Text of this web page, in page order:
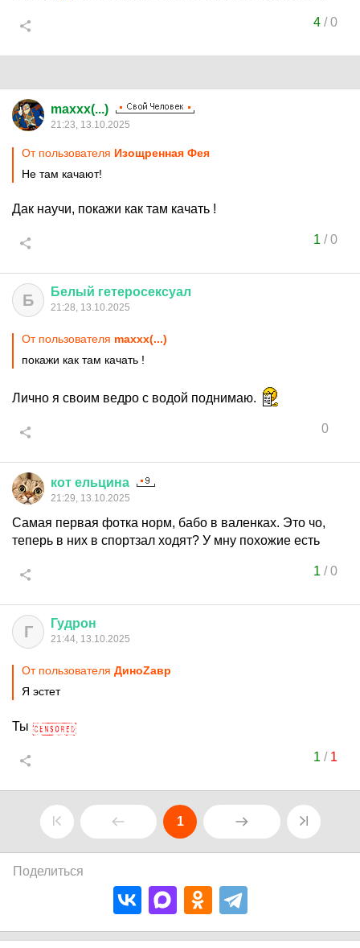
4/0
maxxx(...)
21:23, 13.10.2025
От пользователя Изощренная Фея
Не там качают!
Дак научи, покажи как там качать !
1 /0
Б Белый гетеросексуал
21:28, 13.10.2025
От пользователя maxxx(...)
покажи как там качать !
Лично я своим ведро с водой поднимаю.
0
кот ельцина
21:29, 13.10.2025
Самая первая фотка норм, бабо в валенках. Это чо,
теперь в них в спортзал ходят? У мну похожие есть
1 /0
Г Гудрон
21:44, 13.10.2025
От пользователя ДиноZавp
Я эстет
Ты
1 / 1
1
Поделиться